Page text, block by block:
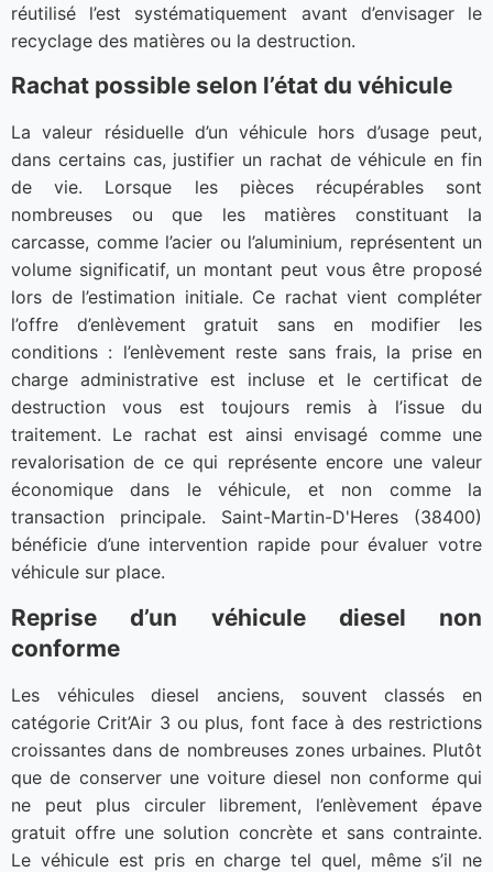
réutilisé l’est systématiquement avant d’envisager le
recyclage des matières ou la destruction.
Rachat possible selon l’état du véhicule
La valeur résiduelle d’un véhicule hors d’usage peut,
dans certains cas, justifier un rachat de véhicule en fin
de vie. Lorsque les pièces récupérables sont
nombreuses ou que les matières constituant la
carcasse, comme l’acier ou l’aluminium, représentent un
volume significatif, un montant peut vous être proposé
lors de l’estimation initiale. Ce rachat vient compléter
l’offre d’enlèvement gratuit sans en modifier les
conditions : l’enlèvement reste sans frais, la prise en
charge administrative est incluse et le certificat de
destruction vous est toujours remis à l’issue du
traitement. Le rachat est ainsi envisagé comme une
revalorisation de ce qui représente encore une valeur
économique dans le véhicule, et non comme la
transaction principale. Saint-Martin-D'Heres (38400)
bénéficie d’une intervention rapide pour évaluer votre
véhicule sur place.
Reprise d’un véhicule diesel non
conforme
Les véhicules diesel anciens, souvent classés en
catégorie Crit’Air 3 ou plus, font face à des restrictions
croissantes dans de nombreuses zones urbaines. Plutôt
que de conserver une voiture diesel non conforme qui
ne peut plus circuler librement, l’enlèvement épave
gratuit offre une solution concrète et sans contrainte.
Le véhicule est pris en charge tel quel, même s’il ne